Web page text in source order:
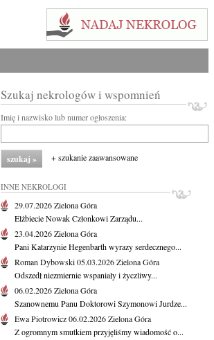
Szukaj nekrologów i wspomnień
Imię i nazwisko lub numer ogłoszenia:
+ szukanie zaawansowane
INNE NEKROLOGI
29.07.2026Zielona Góra
Elżbiecie Nowak Członkowi Zarządu...
23.04.2026Zielona Góra
Pani Katarzynie Hegenbarth wyrazy serdecznego...
Roman Dybowski05.03.2026Zielona Góra
Odszedł niezmiernie wspaniały i życzliwy...
06.02.2026Zielona Góra
Szanownemu Panu Doktorowi Szymonowi Jurdze...
Ewa Piotrowicz06.02.2026Zielona Góra
Z ogromnym smutkiem przyjęliśmy wiadomość o...